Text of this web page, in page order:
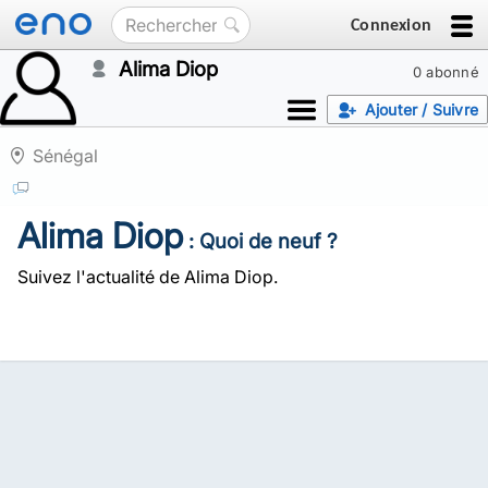
Connexion
0 abonné
Alima Diop
Ajouter / Suivre
Sénégal
Alima Diop: Quoi de neuf ?
Suivez l'actualité de Alima Diop.